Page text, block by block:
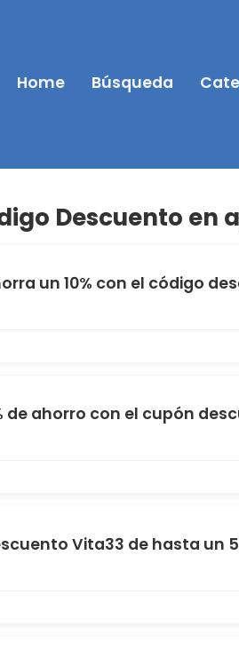
Home Búsqueda
Descuento en
un 10% con el código
de ahorro con el cupón
Vita33 de hasta un